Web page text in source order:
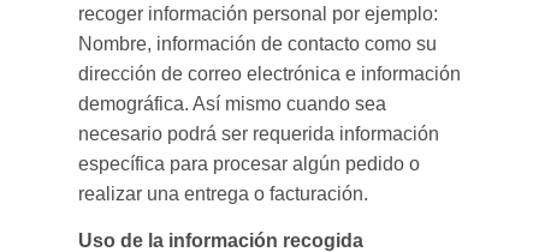
recoger información personal por ejemplo:
Nombre, información de contacto como su
dirección de correo electrónica e información
demográfica. Así mismo cuando sea
necesario podrá ser requerida información
específica para procesar algún pedido o
realizar una entrega o facturación.
Uso de la información recogida